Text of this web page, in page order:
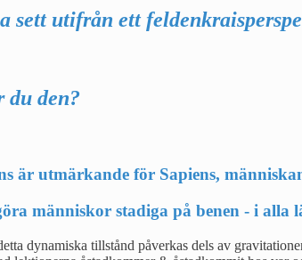
sett utifrån ett
du den?
är utmärkande för Sapiens,
människor stadiga på benen - i alla
dynamiska tillstånd påverkas dels av